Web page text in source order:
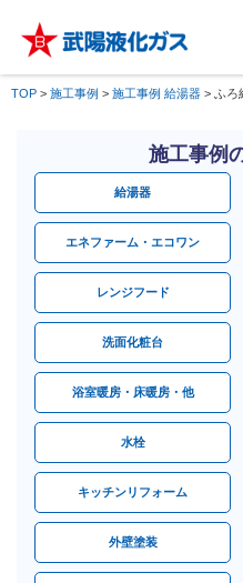
TOP > 施工事例 > 施工事例 給湯器 > ふろ
施工事例
給湯器
エネファーム・エコワン
レンジフード
洗面化粧台
浴室暖房・床暖房・他
水栓
キッチンリフォーム
外壁塗装